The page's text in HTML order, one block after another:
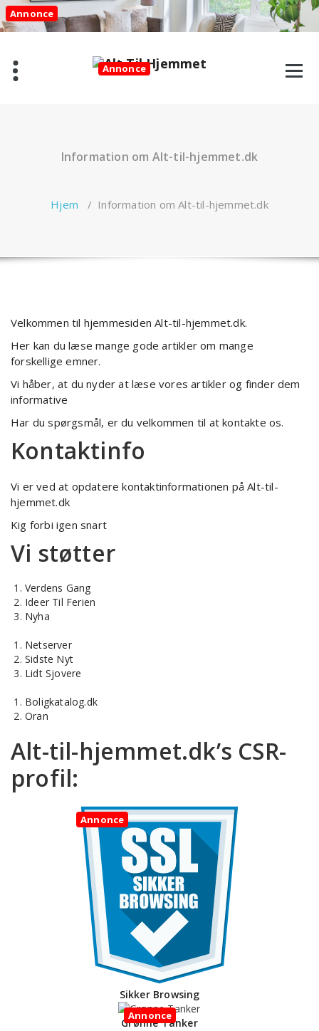
Videre
til
indhold
Annonce
Annonce
Information om Alt-til-hjemmet.dk
Hjem / Information om Alt-til-hjemmet.dk
Velkommen til hjemmesiden Alt-til-hjemmet.dk.
Her kan du læse mange gode artikler om mange
forskellige emner.
Vi håber, at du nyder at læse vores artikler og finder dem
informative
Har du spørgsmål, er du velkommen til at kontakte os.
Kontaktinfo
Vi er ved at opdatere kontaktinformationen på Alt-til-
hjemmet.dk
Kig forbi igen snart
Vi støtter
Verdens Gang
Ideer Til Ferien
Nyha
Netserver
Sidste Nyt
Lidt Sjovere
Boligkatalog.dk
Oran
Alt-til-hjemmet.dk’s CSR-
profil:
Annonce
Sikker Browsing
Annonce
Grønne Tanker